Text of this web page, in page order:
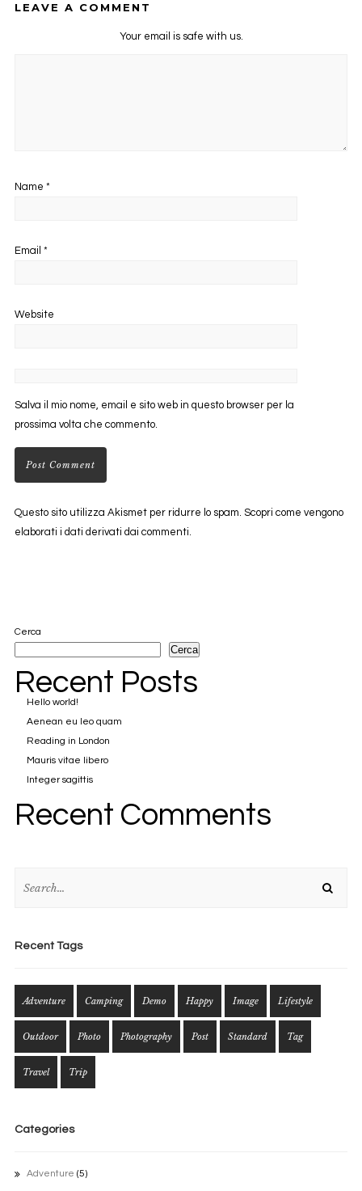
LEAVE A COMMENT
Your email is safe with us.
Name *
Email *
Website
Salva il mio nome, email e sito web in questo browser per la
prossima volta che commento.
Questo sito utilizza Akismet per ridurre lo spam. Scopri come vengono
elaborati i dati derivati dai commenti.
Cerca
Cerca
Recent Posts
Hello world!
Aenean eu leo quam
Reading in London
Mauris vitae libero
Integer sagittis
Recent Comments
Recent Tags
Adventure Camping Demo Happy Image Lifestyle
Outdoor Photo Photography Post Standard Tag
Travel Trip
Categories
Adventure (5)